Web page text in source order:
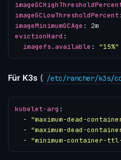
imageGCLowThresholdPercent :
imageMinimumGCAge :
2m
evictionHard :
imagefs.available : "15%"
Für K3s ( /etc/rancher/k3s/
kubelet-arg :
- "maximum-dead-
- "maximum-dead-
- "minimum-container-